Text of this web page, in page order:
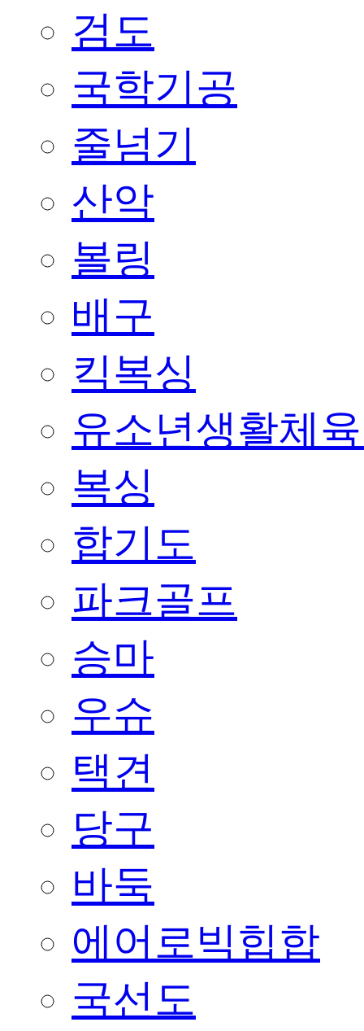
검도
국학기공
줄넘기
산악
볼링
배구
킥복싱
유소년생활체
복싱
합기도
파크골프
승마
우슈
택견
당구
바둑
에어로빅힙합
국선도